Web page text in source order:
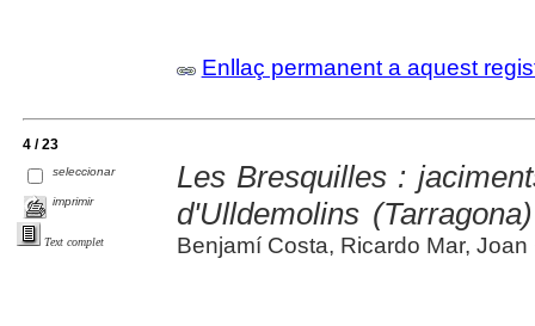
Enllaç permanent a aquest
4 / 23
seleccionar
imprimir
Text complet
Les Bresquilles :
d'Ulldemolins (Tarragona)
Benjamí Costa, Ricardo Mar, Joan